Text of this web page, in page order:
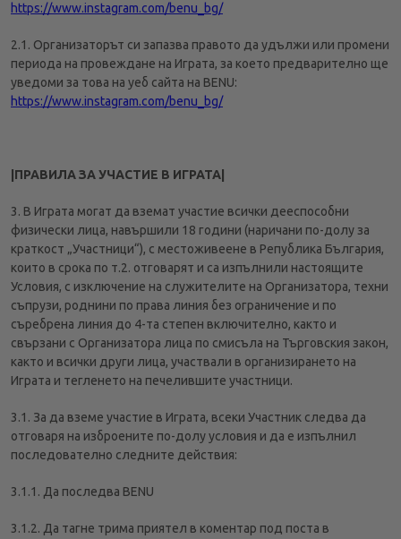
https://www.instagram.com/benu_bg/
2.1. Организаторът си запазва правото да удължи или промени
периода на провеждане на Играта, за което предварително ще
уведоми за това на уеб сайта на BENU:
https://www.instagram.com/benu_bg/
|ПРАВИЛА ЗА УЧАСТИЕ В ИГРАТА|
3. В Играта могат да вземат участие всички дееспособни
физически лица, навършили 18 години (наричани по-долу за
краткост „Участници“), с местоживеене в Република България,
които в срока по т.2. отговарят и са изпълнили настоящите
Условия, с изключение на служителите на Организатора, техни
съпрузи, роднини по права линия без ограничение и по
съребрена линия до 4-та степен включително, както и
свързани с Организатора лица по смисъла на Търговския закон,
както и всички други лица, участвали в организирането на
Играта и тегленето на печелившите участници.
3.1. За да вземе участие в Играта, всеки Участник следва да
отговаря на изброените по-долу условия и да е изпълнил
последователно следните действия:
3.1.1. Да последва BENU
3.1.2. Да тагне трима приятел в коментар под поста в